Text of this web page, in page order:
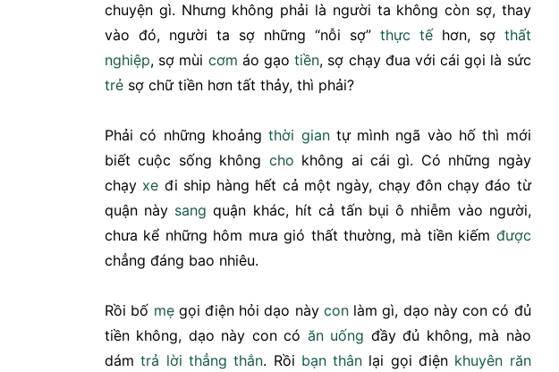
chuyện gì. Nhưng không phải là người ta không còn sợ, thay
vào đó, người ta sợ những “nỗi sợ” thực tếhơn, sợ thất
nghiệp, sợ mùi cơm áo gạotiền, sợ chạy đua với cái gọi là sức
trẻ sợ chữ tiền hơn tất thảy, thì phải?
Phải có những khoảngthời giantự mình ngã vào hố thì mới
biết cuộc sống không cho không ai cái gì. Có những ngày
chạy xe đi ship hàng hết cả một ngày, chạy đôn chạy đáo từ
quận này sang quận khác, hít cả tấn bụi ô nhiễm vào người,
chưa kể những hôm mưa gió thất thường, mà tiền kiếm được
chẳng đáng bao nhiêu.
Rồi bố mẹgọi điện hỏi dạo này conlàm gì, dạo này con có đủ
tiền không, dạo này con có ăn uống đầy đủ không, mà nào
dámtrả lời thẳng thắn. Rồi bạn thân lại gọi điện khuyên răn